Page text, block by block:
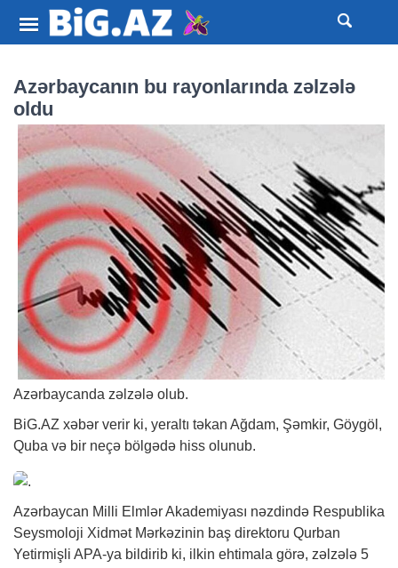
Azərbaycanın bu rayonlarında zəlzələ
oldu
Azərbaycanda zəlzələ olub.
BiG.AZ xəbər verir ki, yeraltı təkan Ağdam, Şəmkir, Göygöl,
Quba və bir neçə bölgədə hiss olunub.
Azərbaycan Milli Elmlər Akademiyası nəzdində Respublika
Seysmoloji Xidmət Mərkəzinin baş direktoru Qurban
Yetirmişli APA-ya bildirib ki, ilkin ehtimala görə, zəlzələ 5